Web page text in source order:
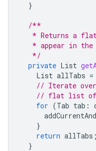
}
/**
* Returns a
* appear in
   */
private List
List allTabs =
// Iterate over
// flat list of
for (Tab tab :
}
return allTabs ;
}